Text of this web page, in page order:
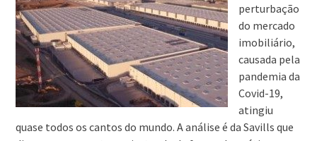
perturbação
do mercado
imobiliário,
causada pela
pandemia da
Covid-19,
atingiu
quase todos os cantos do mundo. A análise é da Savills que